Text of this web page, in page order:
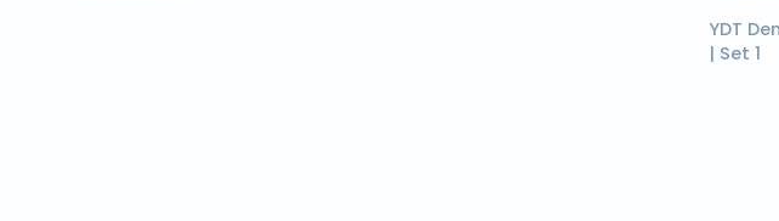
YDT
| Set 1